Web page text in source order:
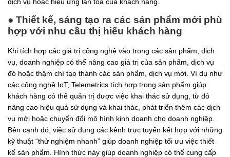
● Thiết kế, sáng tạo ra các sản phẩm mới phù
hợp với nhu cầu thị hiếu khách hàng
Khi tích hợp các giá trị công nghệ vào trong các sản phẩm, dịch
vụ, doanh nghiệp có thể nâng cao giá trị của sản phẩm, dịch vụ
đó hoặc thậm chí tạo thành các sản phẩm, dịch vụ mới. Ví dụ như
các công nghệ IoT, Telemetrics tích hợp trong sản phẩm giúp
khách hàng có thể quản trị được việc khai thác sử dụng, từ đó
nâng cao hiệu quả sử dụng và khai thác, phát triển thêm các dịch
vụ mới hoặc chuyển đổi mô hình kinh doanh cho doanh nghiệp.
Bên cạnh đó, việc sử dụng các kênh trực tuyến kết hợp với những
kỹ thuật “thử nghiệm nhanh” giúp doanh nghiệp tối ưu việc thiết
kế sản phẩm. Hình thức này giúp doanh nghiệp có thể cung cấp